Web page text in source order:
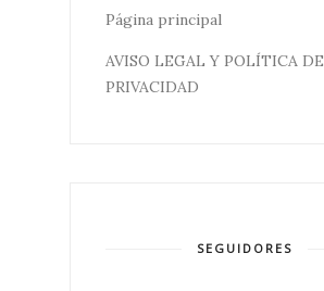
Página principal
AVISO LEGAL Y POLÍTICA DE
PRIVACIDAD
SEGUIDORES